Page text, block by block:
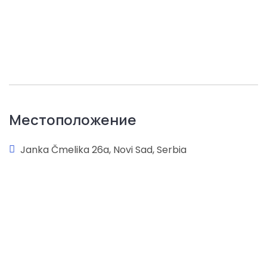
Местоположение
Janka Čmelika 26a, Novi Sad, Serbia